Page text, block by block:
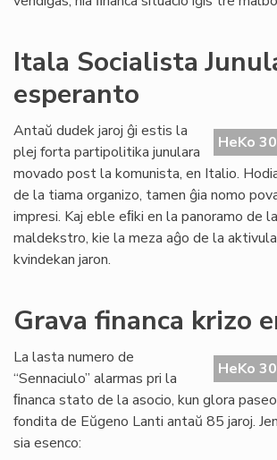
Itala Socialista
esperanto
HeKo
Antaŭ dudek jaroj ĝi estis la
plej forta partipolitika junulara
movado post la komunista, en Italio.
de la tiama organizo, tamen ĝia nomo
impresi. Kaj eble eﬁki en la panoramo de
maldekstro, kie la meza aĝo de la
kvindekan jaron.
Grava financa krizo
HeKo
La lasta numero de
“Sennaciulo” alarmas pri la
ﬁnanca stato de la asocio, kun glora
fondita de Eŭgeno Lanti antaŭ 85 jaroj.
sia esenco: